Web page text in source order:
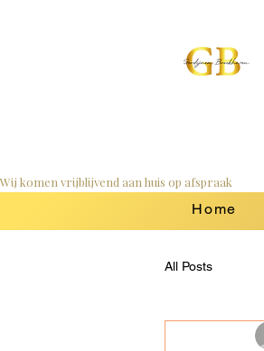
Wij komen vrijblijvend aan huis op afspraak
Home
All Posts